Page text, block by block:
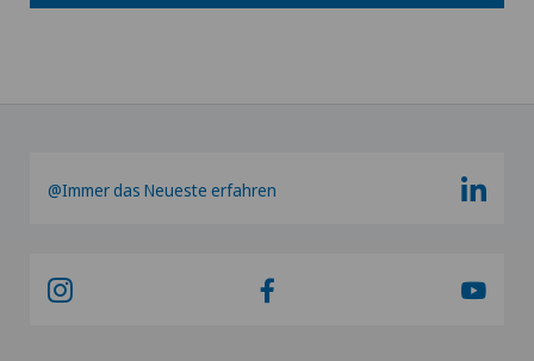
@Immer das Neueste erfahren